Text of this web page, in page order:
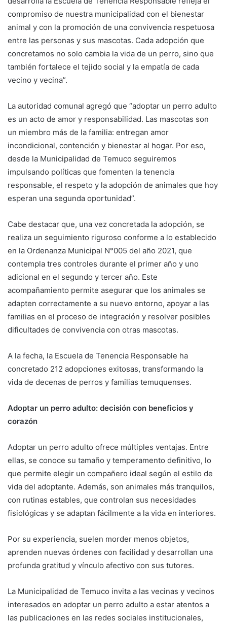
compromiso de nuestra municipalidad con el bienestar
animal y con la promoción de una convivencia respetuosa
entre las personas y sus mascotas. Cada adopción que
concretamos no solo cambia la vida de un perro, sino que
también fortalece el tejido social y la empatía de cada
vecino y vecina”.
La autoridad comunal agregó que “adoptar un perro adulto
es un acto de amor y responsabilidad. Las mascotas son
un miembro más de la familia: entregan amor
incondicional, contención y bienestar al hogar. Por eso,
desde la Municipalidad de Temuco seguiremos
impulsando políticas que fomenten la tenencia
responsable, el respeto y la adopción de animales que hoy
esperan una segunda oportunidad”.
Cabe destacar que, una vez concretada la adopción, se
realiza un seguimiento riguroso conforme a lo establecido
en la Ordenanza Municipal N°005 del año 2021, que
contempla tres controles durante el primer año y uno
adicional en el segundo y tercer año. Este
acompañamiento permite asegurar que los animales se
adapten correctamente a su nuevo entorno, apoyar a las
familias en el proceso de integración y resolver posibles
dificultades de convivencia con otras mascotas.
A la fecha, la Escuela de Tenencia Responsable ha
concretado 212 adopciones exitosas, transformando la
vida de decenas de perros y familias temuquenses.
Adoptar un perro adulto: decisión con beneficios y
corazón
Adoptar un perro adulto ofrece múltiples ventajas. Entre
ellas, se conoce su tamaño y temperamento definitivo, lo
que permite elegir un compañero ideal según el estilo de
vida del adoptante. Además, son animales más tranquilos,
con rutinas estables, que controlan sus necesidades
fisiológicas y se adaptan fácilmente a la vida en interiores.
Por su experiencia, suelen morder menos objetos,
aprenden nuevas órdenes con facilidad y desarrollan una
profunda gratitud y vínculo afectivo con sus tutores.
La Municipalidad de Temuco invita a las vecinas y vecinos
interesados en adoptar un perro adulto a estar atentos a
las publicaciones en las redes sociales institucionales,